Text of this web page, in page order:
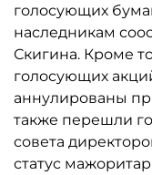
голосующих
наследникам
Скигина. Кроме
голосующих
аннулированы
также перешли
совета
статус